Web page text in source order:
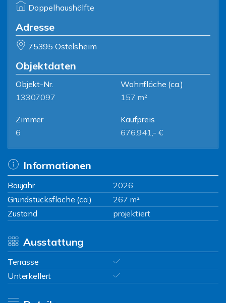
Doppelhaushälfte
Adresse
75395 Ostelsheim
Objektdaten
Objekt-Nr.
13307097
Wohnfläche (ca.)
157 m²
Zimmer
6
Kaufpreis
676.941,- €
Informationen
Baujahr
2026
Grundstücksfläche (ca.)
267 m²
Zustand
projektiert
Ausstattung
Terrasse
Unterkellert